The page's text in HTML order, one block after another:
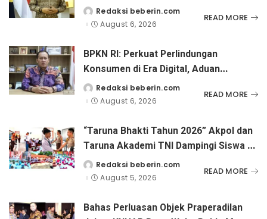
Penyandang Disabilitas
Posted
by
Redaksi beberin.com
August 6, 2026
READ MORE
BPKN RI: Perkuat Perlindungan
Konsumen di Era Digital, Aduan
Pinjaman Online Masih Menjadi
Perhatian Serius
Posted
by
Redaksi beberin.com
August 6, 2026
READ MORE
“Taruna Bhakti Tahun 2026” Akpol dan
Taruna Akademi TNI Dampingi Siswa di
73 Sekolah Rakyat
Posted
by
Redaksi beberin.com
August 5, 2026
READ MORE
Bahas Perluasan Objek Praperadilan